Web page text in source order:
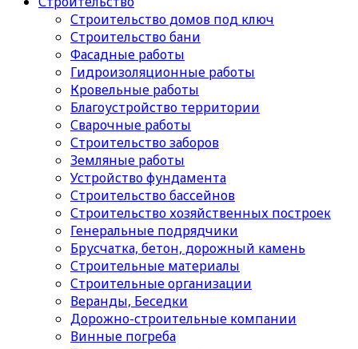
Строительство домов под ключ
Строительство бани
Фасадные работы
Гидроизоляционные работы
Кровельные работы
Благоустройство территории
Сварочные работы
Строительство заборов
Земляные работы
Устройство фундамента
Строительство бассейнов
Строительство хозяйственных построек
Генеральные подрядчики
Брусчатка, бетон, дорожный камень
Строительные материалы
Cтроительные организации
Веранды, Беседки
Дорожно-строительные компании
Винные погреба